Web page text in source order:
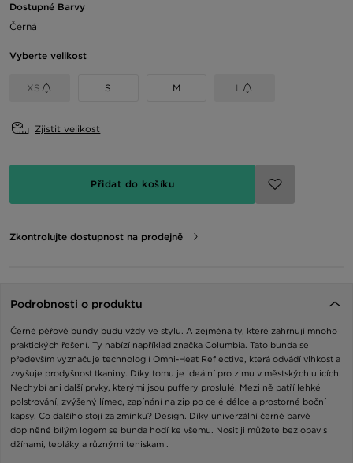
Dostupné Barvy
Černá
Vyberte velikost
XS S M L
Zjistit velikost
Přidat do košíku
Zkontrolujte dostupnost na prodejně
Podrobnosti o produktu
Černé péřové bundy budu vždy ve stylu. A zejména ty, které zahrnují mnoho
praktických řešení. Ty nabízí například značka Columbia. Tato bunda se
především vyznačuje technologií Omni-Heat Reflective, která odvádí vlhkost a
zvyšuje prodyšnost tkaniny. Díky tomu je ideální pro zimu v městských ulicích.
Nechybí ani další prvky, kterými jsou puffery proslulé. Mezi ně patří lehké
polstrování, zvýšený límec, zapínání na zip po celé délce a prostorné boční
kapsy. Co dalšího stojí za zmínku? Design. Díky univerzální černé barvě
doplněné bílým logem se bunda hodí ke všemu. Nosit ji můžete bez obav s
džínami, tepláky a různými teniskami.